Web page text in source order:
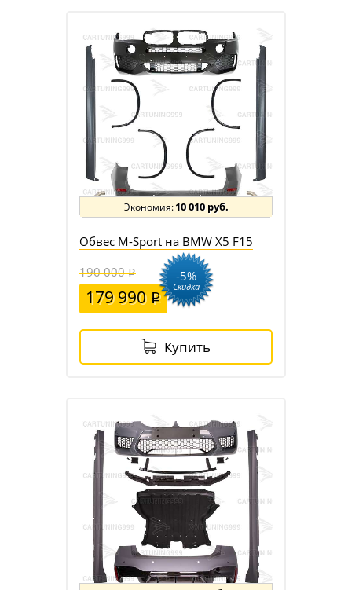
10 010 руб.
Обвес M-Sport на BMW X5 F15
190 000
179 990
-5%
Скидка
Купить